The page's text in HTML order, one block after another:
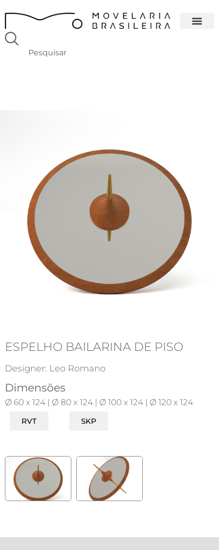
ESPELHO BAILARINA DE PISO
Designer: Leo Romano
Dimensões
Ø 60 x 124 | Ø 80 x 124 | Ø 100 x 124 | Ø 120 x 124
RVT SKP